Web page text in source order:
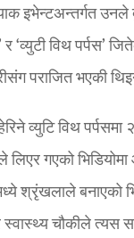
इभेन्टअन्तर्गत
र ‘व्युटी विथ
पराजित भएकी
व्युटि विथ
गएको
श्रृंखलाले
चौकीले त्यस